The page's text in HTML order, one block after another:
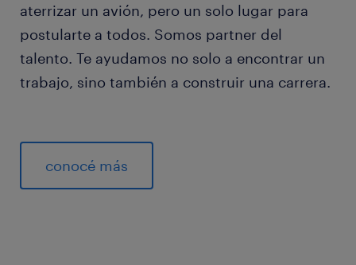
aterrizar un avión, pero un solo lugar para
postularte a todos. Somos partner del
talento. Te ayudamos no solo a encontrar un
trabajo, sino también a construir una carrera.
conocé más